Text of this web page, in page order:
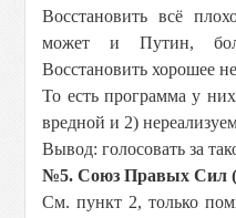
Восстановить всё
может и Путин,
Восстановить хорошее
То есть программа у
вредной и 2)
Вывод: голосовать за
№5. Союз Правых Сил
См. пункт 2, только